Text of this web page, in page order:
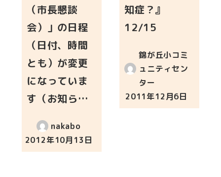
（市長懇談
会）」の日程
（日付、時間
とも）が変更
になっていま
す（お知ら…
nakabo
投稿日
2012年10月13日
知症？』
12/15
錦が丘小コミ
ュニティセン
ター
投稿日
2011年12月6日